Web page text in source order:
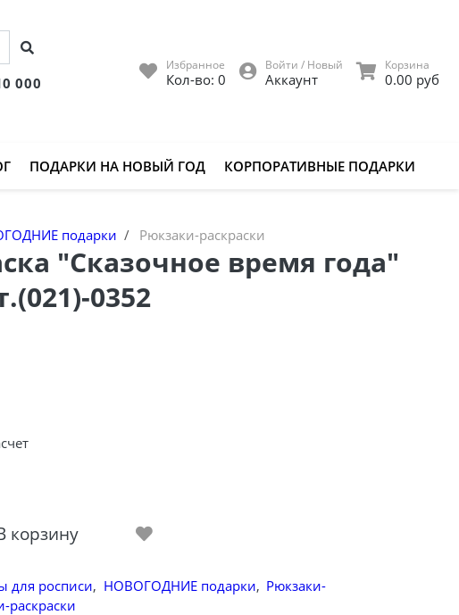
000
Избранное
Кол-во: 0
Войти / Новый
Аккаунт
Корзина
0.00 руб
ПОДАРКИ НА НОВЫЙ ГОД КОРПОРАТИВНЫЕ ПОДАРКИ
подарки Рюкзаки-раскраски
"Сказочное время года"
0352
корзину
для росписи, НОВОГОДНИЕ подарки, Рюкзаки-
раскраски